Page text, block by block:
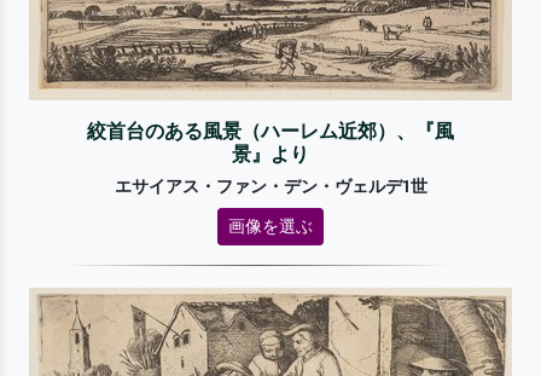
絞首台のある風景（ハーレム近郊）、『風
景』より
エサイアス・ファン・デン・ヴェルデ1世
画像を選ぶ